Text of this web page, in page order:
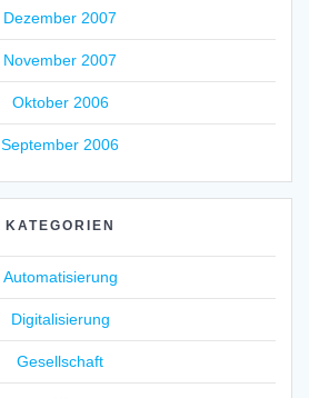
Dezember 2007
November 2007
Oktober 2006
September 2006
KATEGORIEN
Automatisierung
Digitalisierung
Gesellschaft